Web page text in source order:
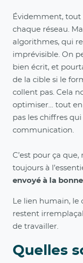
Évidemment, tout
chaque réseau.
algorithmes, qui
imprévisible. On
bien écrit, et
de la cible si le
collent pas. Cela
optimiser… tout
pas les chiffres
communication.
C’est pour ça
toujours à
envoyé à la
Le lien humain,
restent
de travailler.
Quelles